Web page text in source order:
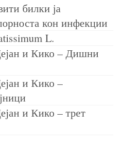
билки ја
кон инфекции
L.
и Кико – Дишни
и Кико –
и Кико – трет